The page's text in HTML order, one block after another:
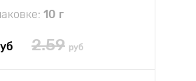
10 г
2.59 руб